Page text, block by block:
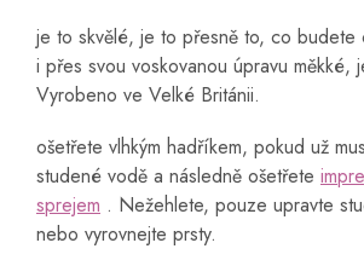
je to skvělé, je to přesně to, co
i přes svou voskovanou úpravu měkké,
Vyrobeno ve Velké Británii.
ošetřete vlhkým hadříkem, pokud už
studené vodě a následně ošetřete
sprejem . Nežehlete, pouze upravte
nebo vyrovnejte prsty.